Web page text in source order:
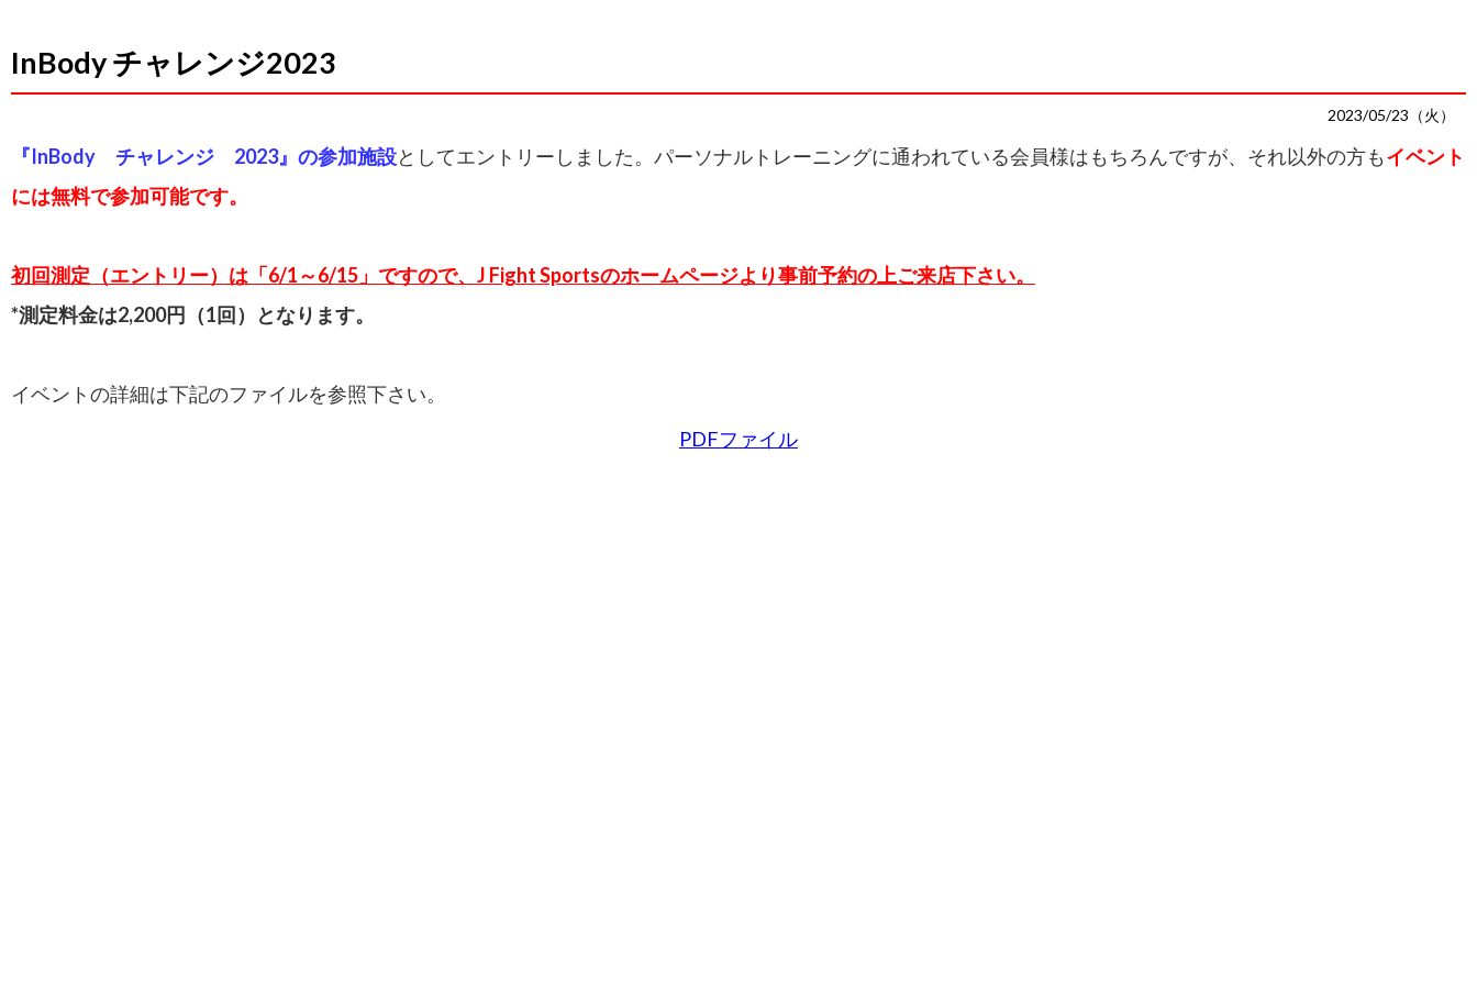
InBody チャレンジ2023
2023/05/23（火）
『InBody チャレンジ 2023』の参加施設としてエントリーしました。パーソナルトレーニングに通われている会員様はもちろんですが、それ以外の方もイベント
には無料で参加可能です。
初回測定（エントリー）は「6/1～6/15」ですので、J Fight Sportsのホームページより事前予約の上ご来店下さい。
*測定料金は2,200円（1回）となります。
イベントの詳細は下記のファイルを参照下さい。
PDFファイル